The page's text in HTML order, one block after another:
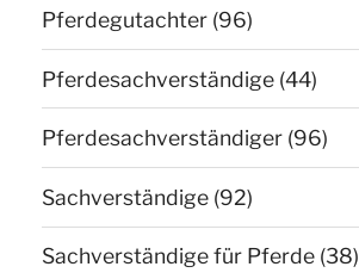
Pferdegutachter (96)
Pferdesachverständige (44)
Pferdesachverständiger (96)
Sachverständige (92)
Sachverständige für Pferde (38)